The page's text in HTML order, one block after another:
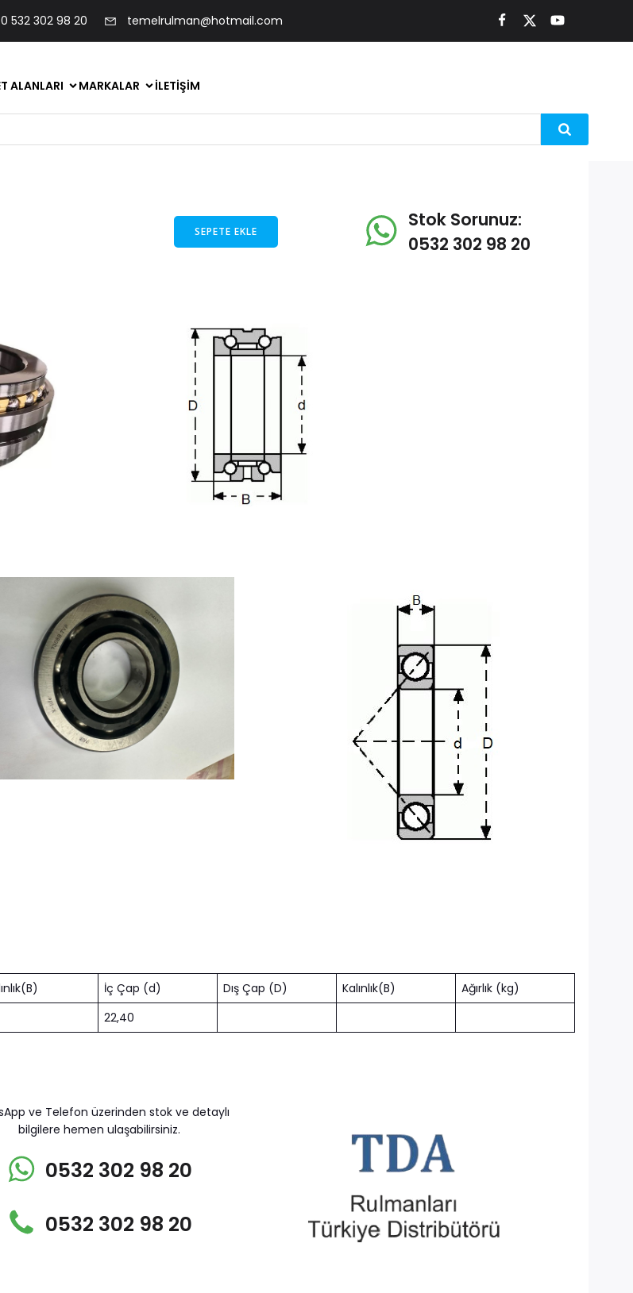
0 532 302 98 20 temelrulman@hotmail.com
ALANLARI MARKALAR İLETIŞIM
SEPETE EKLE
Stok Sorunuz:
0532 302 98 20
İç Çap (d) Dış Çap (D) Kalınlık(B)
Ağırlık (kg)
22,40
ve Telefon üzerinden stok ve detaylı
bilgilere hemen ulaşabilirsiniz.
0532 302 98 20
0532 302 98 20